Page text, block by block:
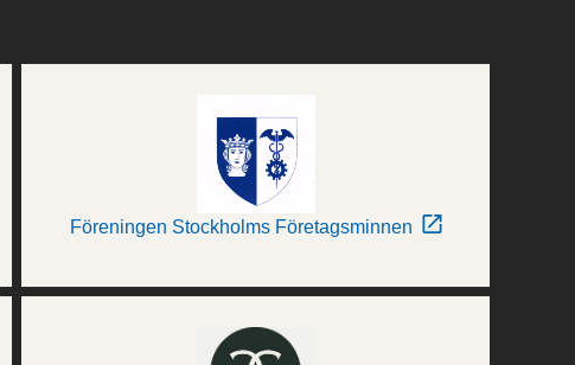
Föreningen Stockholms Företagsminnen